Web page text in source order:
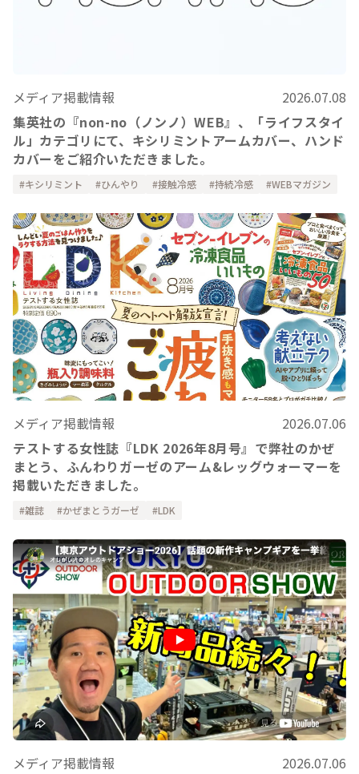
メディア掲載情報
2026.07.08
集英社の『non-no（ノンノ）WEB』、「ライフスタイ
ル」カテゴリにて、キシリミントアームカバー、ハンド
カバーをご紹介いただきました。
キシリミント ひんやり 接触冷感 持続冷感 WEBマガジン
メディア掲載情報
2026.07.06
テストする女性誌『LDK 2026年8月号』で弊社のかぜ
まとう、ふんわりガーゼのアーム&レッグウォーマーを
掲載いただきました。
雑誌 かぜまとうガーゼ LDK
メディア掲載情報
2026.07.06